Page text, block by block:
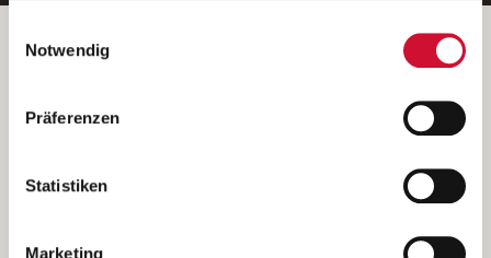
Wenn Sie auf „Cookies zulassen“ klicken, so stimmen
Sie der Speicherung sämtlicher Cookies zu. Sie können
Ihre Einwilligung selbstverständlich jederzeit widerrufen,
indem Sie die Cookie-Einstellungen aufrufen und diese
unsererDatenschutzerklärung
Notwendig
Präferenzen
Statistiken
Marketing
Betreiber der Webseite
Kantstraße 45a
(Ein Tochterunternehmen des AWO Bezirksverbandes Unterfranken
e.V.)